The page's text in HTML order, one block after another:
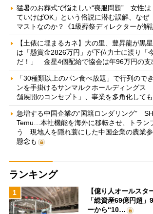
猛暑のお葬式で悩ましい“喪服問題” 女性は
ていけばOK」という俗説に潜む誤解、なぜ
マストなのか？《1級葬祭ディレクターが解
【土俵に埋まるカネ】大の里、豊昇龍が黒
は「懸賞金2826万円」が下位力士に渡り「
だ！」 金星4個配給で協会は年96万円の支
「30種類以上のパン食べ放題」で行列ので
ンを手掛けるサンマルクホールディングス
舗展開のコンセプト」、事業を多角化して
急増する中国企業の“国籍ロンダリング”
Temu…本社機能を海外に移転させ、トラン
う 現地人を隠れ蓑にした中国企業の農業
懸念も
ランキング
1
【億り人オールスタ
「総資産69億円超
ーから“10…